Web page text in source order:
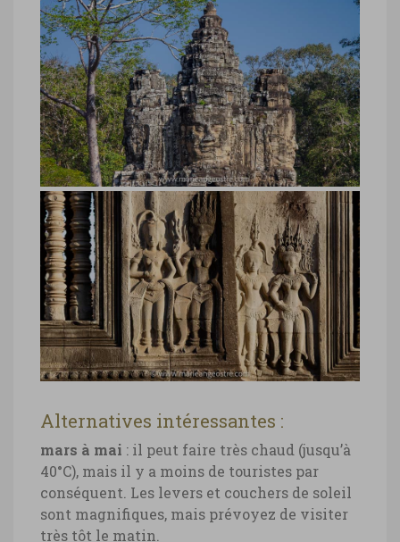
visiter site archéologique Bayon,
Cambodge
visiter site archéologique Bayon,
Cambodge © Marie-Ange Ostré
Angkor Wat, sculptures danseuses
Apsala
Angkor Wat, sculptures danseuses
Apsala © Marie-Ange Ostré
Alternatives intéressantes :
mars à mai : il peut faire très chaud (jusqu’à
40°C), mais il y a moins de touristes par
conséquent. Les levers et couchers de soleil
sont magnifiques, mais prévoyez de visiter
très tôt le matin.